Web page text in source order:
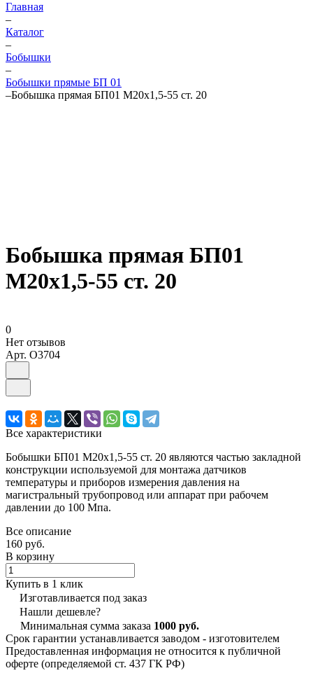
Главная
–
Каталог
–
Бобышки
–
Бобышки прямые БП 01
–Бобышка прямая БП01 М20х1,5-55 ст. 20
Бобышка прямая БП01
М20х1,5-55 ст. 20
0
Нет отзывов
Арт. O3704
Все характеристики
Бобышки БП01 М20х1,5-55 ст. 20 являются частью закладной
конструкции используемой для монтажа датчиков
температуры и приборов измерения давления на
магистральный трубопровод или аппарат при рабочем
давлении до 100 Мпа.
Все описание
160 руб.
В корзину
Купить в 1 клик
Изготавливается под заказ
Нашли дешевле?
Минимальная сумма заказа 1000 руб.
Срок гарантии устанавливается заводом - изготовителем
Предоставленная информация не относится к публичной
оферте (определяемой ст. 437 ГК РФ)